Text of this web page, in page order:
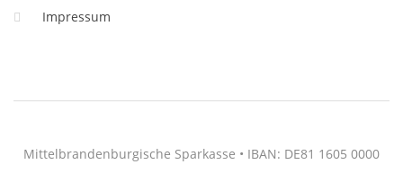
Impressum
Mittelbrandenburgische Sparkasse • IBAN: DE81 1605 0000